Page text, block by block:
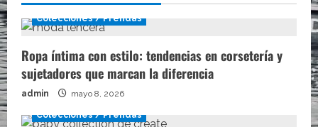
Colecciones / Prendas
Ropa íntima con estilo: tendencias en corsetería y
sujetadores que marcan la diferencia
admin mayo 8, 2026
Colecciones / Prendas